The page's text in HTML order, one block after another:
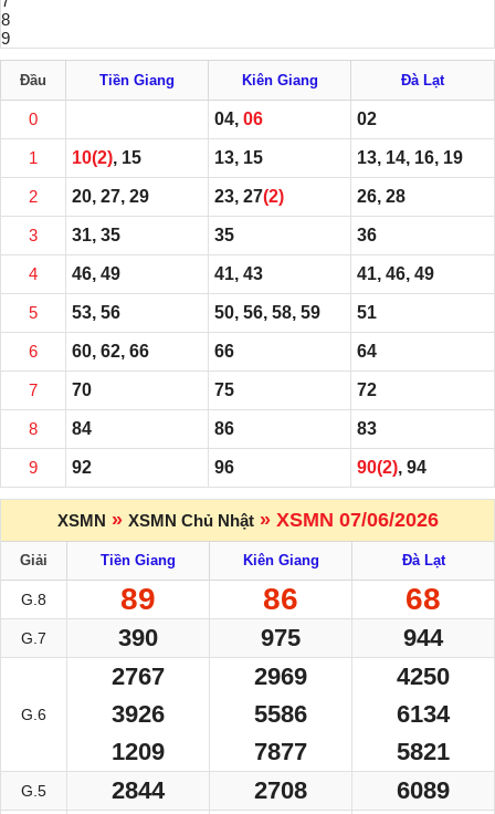
8
9
Đầu Tiền Giang Kiên Giang Đà Lạt
0 04, 06 02
1 10(2), 15 13, 15 13, 14, 16, 19
2 20, 27, 29 23, 27(2) 26, 28
3 31, 35 35 36
4 46, 49 41, 43 41, 46, 49
5 53, 56 50, 56, 58, 59 51
6 60, 62, 66 66 64
7 70 75 72
8 84 86 83
9 92 96 90(2), 94
XSMN » XSMN Chủ Nhật» XSMN 07/06/2026
Giải Tiền Giang Kiên Giang Đà Lạt
G.8 89 86 68
G.7 390 975 944
G.6
2767
3926
1209
2969
5586
7877
4250
6134
5821
G.5 2844 2708 6089